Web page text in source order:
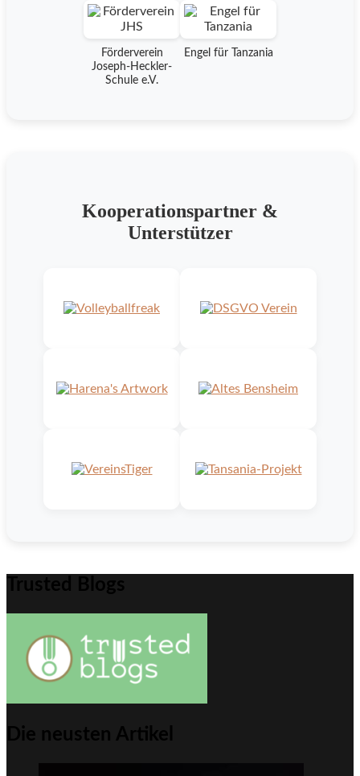
Förderverein
Joseph-Heckler-
Schule e.V.
Engel für Tanzania
Kooperationspartner &
Unterstützer
Trusted Blogs
Die neusten Artikel